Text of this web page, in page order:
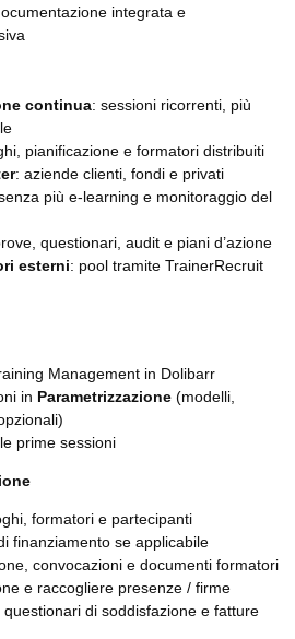
integrata e
continua: sessioni ricorrenti, più
pianificazione e formatori distribuiti
: aziende clienti, fondi e privati
più e-learning e monitoraggio del
questionari, audit e piani d’azione
esterni: pool tramite TrainerRecruit
Management in Dolibarr
in Parametrizzazione (modelli,
prime sessioni
formatori e partecipanti
finanziamento se applicabile
convocazioni e documenti formatori
e raccogliere presenze / firme
di soddisfazione e fatture